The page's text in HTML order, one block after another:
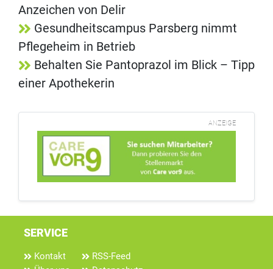
Anzeichen von Delir
Gesundheitscampus Parsberg nimmt
Pflegeheim in Betrieb
Behalten Sie Pantoprazol im Blick – Tipp
einer Apothekerin
ANZEIGE
SERVICE
Kontakt
RSS-Feed